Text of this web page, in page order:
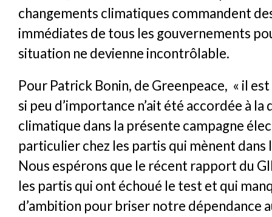
changements climatiques commandent
immédiates de tous les gouvernements
situation ne devienne incontrôlable.
Pour Patrick Bonin, de Greenpeace, « il
si peu d’importance n’ait été accordée à la
climatique dans la présente campagne
particulier chez les partis qui mènent dans
Nous espérons que le récent rapport du
les partis qui ont échoué le test et qui
d’ambition pour briser notre dépendance